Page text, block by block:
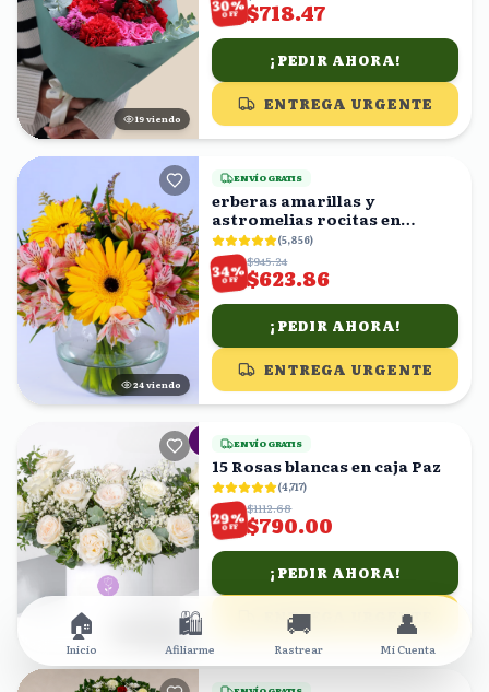
20 viendo
30OFF $718.47
¡PEDIR AHORA!
ENTREGA URGENTE
25 viendo
ENVÍO GRATIS
erberas amarillas y
astromelias rocitas en
florero (5,856)
34%
OFF
$945.24
$623.86
¡PEDIR AHORA!
ENTREGA URGENTE
ENVÍO GRATIS
15 Rosas blancas en caja Paz
(4,717)
29%
OFF
$1112.68
$790.00
¡PEDIR AHORA!
ENTREGA URGENTE
🏠
Inicio
🛍️
Afiliarme
🚚
Rastrear
👤
Mi Cuenta